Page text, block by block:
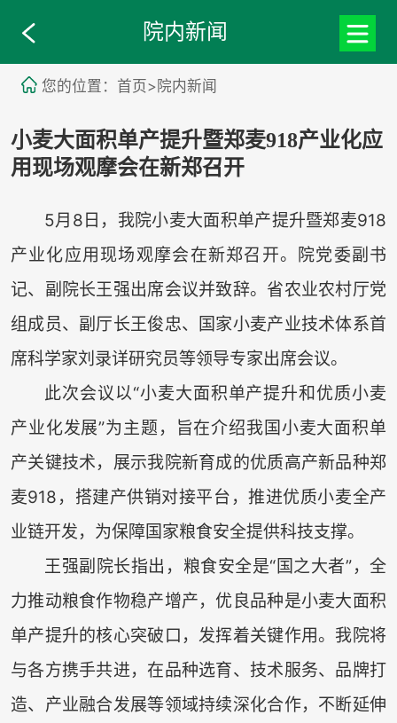
院内新闻
您的位置：首页>院内新闻
小麦大面积单产提升暨郑麦918产业化应
用现场观摩会在新郑召开
5月8日，我院小麦大面积单产提升暨郑麦918
产业化应用现场观摩会在新郑召开。院党委副书
记、副院长王强出席会议并致辞。省农业农村厅党
组成员、副厅长王俊忠、国家小麦产业技术体系首
席科学家刘录详研究员等领导专家出席会议。
此次会议以“小麦大面积单产提升和优质小麦
产业化发展”为主题，旨在介绍我国小麦大面积单
产关键技术，展示我院新育成的优质高产新品种郑
麦918，搭建产供销对接平台，推进优质小麦全产
业链开发，为保障国家粮食安全提供科技支撑。
王强副院长指出，粮食安全是“国之大者”，全
力推动粮食作物稳产增产，优良品种是小麦大面积
单产提升的核心突破口，发挥着关键作用。我院将
与各方携手共进，在品种选育、技术服务、品牌打
造、产业融合发展等领域持续深化合作，不断延伸